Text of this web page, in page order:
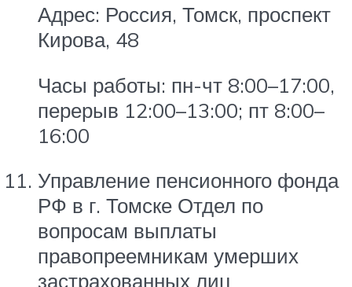
Адрес: Россия, Томск, проспект
Кирова, 48
Часы работы: пн-чт 8:00–17:00,
перерыв 12:00–13:00; пт 8:00–
16:00
Управление пенсионного фонда
РФ в г. Томске Отдел по
вопросам выплаты
правопреемникам умерших
застрахованных лиц